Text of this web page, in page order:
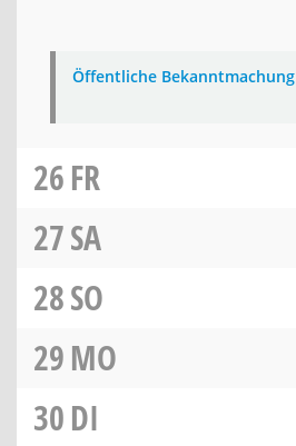
Öffentliche Bekanntmachung
26FR
27SA
28SO
29MO
30DI